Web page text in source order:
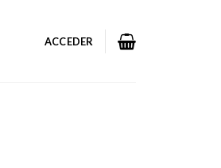
ACCEDER